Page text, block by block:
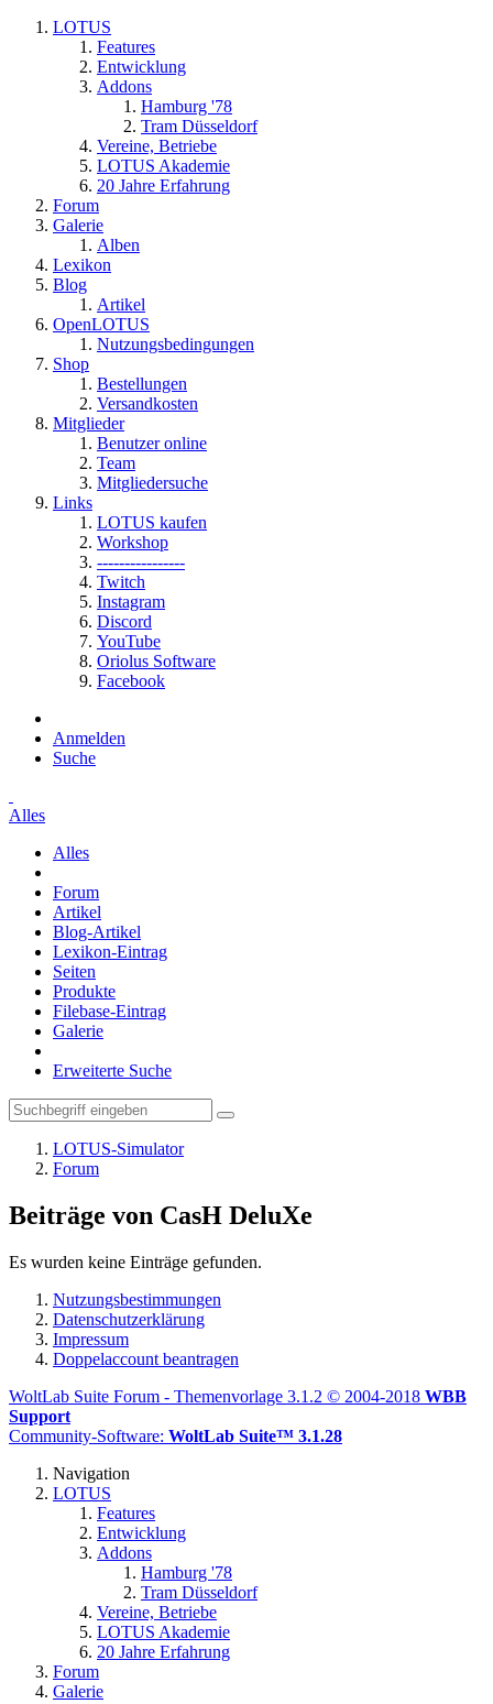
LOTUS
Features
Entwicklung
Addons
Hamburg '78
Tram Düsseldorf
Vereine, Betriebe
LOTUS Akademie
20 Jahre Erfahrung
Forum
Galerie
Alben
Lexikon
Blog
Artikel
OpenLOTUS
Nutzungsbedingungen
Shop
Bestellungen
Versandkosten
Mitglieder
Benutzer online
Team
Mitgliedersuche
Links
LOTUS kaufen
Workshop
----------------
Twitch
Instagram
Discord
YouTube
Oriolus Software
Facebook
Anmelden
Suche
Alles
Alles
Forum
Artikel
Blog-Artikel
Lexikon-Eintrag
Seiten
Produkte
Filebase-Eintrag
Galerie
Erweiterte Suche
LOTUS-Simulator
Forum
Beiträge von CasH DeluXe
Es wurden keine Einträge gefunden.
Nutzungsbestimmungen
Datenschutzerklärung
Impressum
Doppelaccount beantragen
WoltLab Suite Forum - Themenvorlage 3.1.2 © 2004-2018 WBB
Support
Community-Software: WoltLab Suite™ 3.1.28
Navigation
LOTUS
Features
Entwicklung
Addons
Hamburg '78
Tram Düsseldorf
Vereine, Betriebe
LOTUS Akademie
20 Jahre Erfahrung
Forum
Galerie